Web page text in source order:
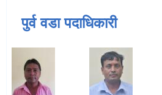
पुर्व वडा पदाधिकारी